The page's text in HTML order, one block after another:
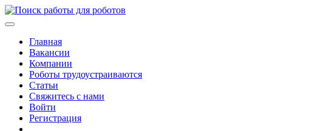
Главная
Вакансии
Компании
Роботы трудоустраиваются
Статьи
Свяжитесь с нами
Войти
Регистрация